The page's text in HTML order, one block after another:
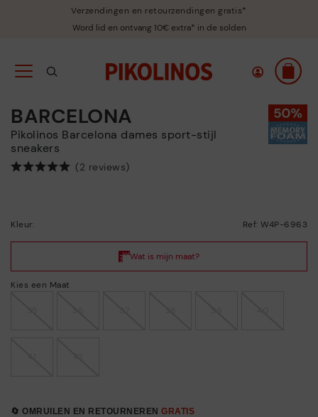
Verzendingen en retourzendingen gratis*
Word lid en ontvang 10€ extra* in de solden
BARCELONA
Pikolinos Barcelona dames sport-stijl
sneakers
(2 reviews)
Kleur: Ref: W4P-6963
Kies een Maat
🔄 OMRUILEN EN RETOURNEREN GRATIS